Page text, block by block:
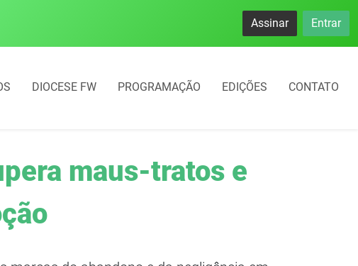
estacionamento rotativo começará em 10 dias em Frederico
Assinar Entrar
DIOCESE FW PROGRAMAÇÃO EDIÇÕES CONTATO
maus-tratos e